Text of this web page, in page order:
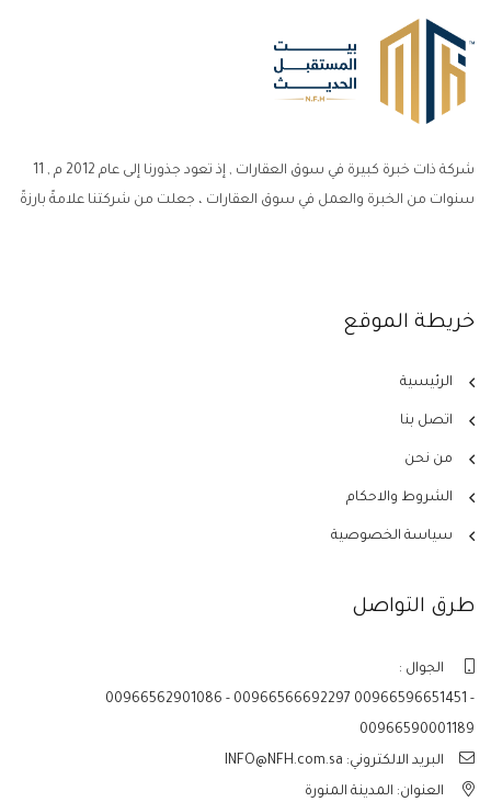
شركة ذات خبرة كبيرة في سوق العقارات , إذ تعود جذورنا إلى عام 2012 م , 11
سنوات من الخبرة والعمل في سوق العقارات ، جعلت من شركتنا علامةً بارزةً
خريطة الموقع
الرئيسية
اتصل بنا
من نحن
الشروط والاحكام
سياسة الخصوصية
طرق التواصل
الجوال :
00966562901086 - 00966566692297 00966596651451 -
00966590001189
البريد الالكتروني: INFO@NFH.com.sa
العنوان: المدينة المنورة